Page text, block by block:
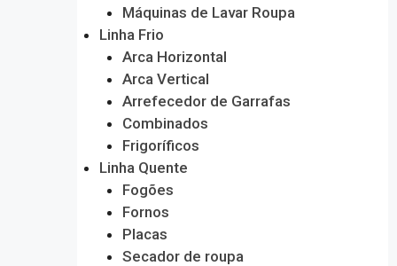
Máquinas de Lavar Roupa
Linha Frio
Arca Horizontal
Arca Vertical
Arrefecedor de Garrafas
Combinados
Frigoríficos
Linha Quente
Fogões
Fornos
Placas
Secador de roupa